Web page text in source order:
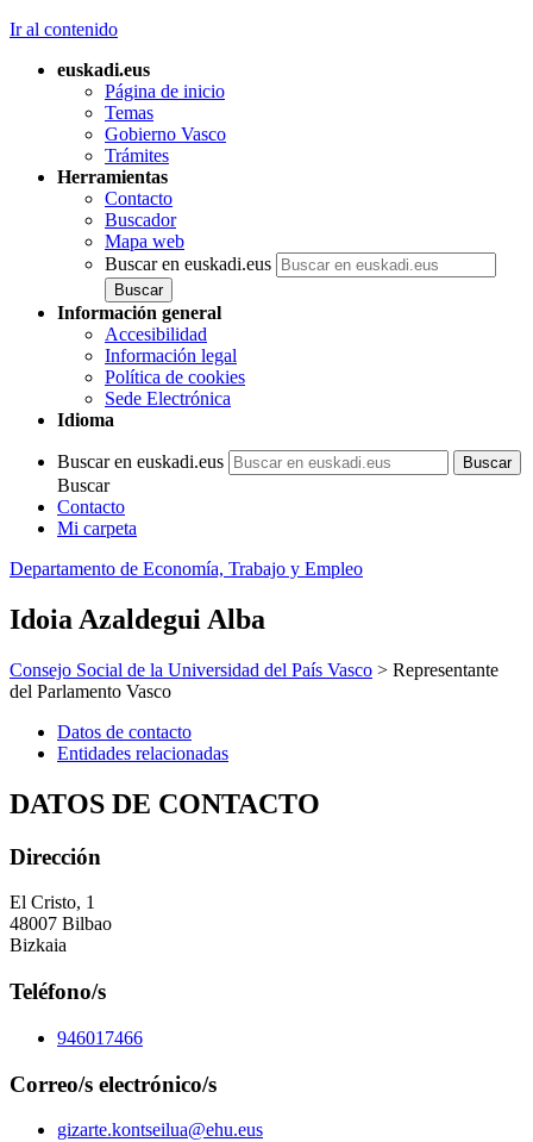
Ir al contenido
euskadi.eus
Página de inicio
Temas
Gobierno Vasco
Trámites
Herramientas
Contacto
Buscador
Mapa web
Buscar en euskadi.eus
Información general
Accesibilidad
Información legal
Política de cookies
Sede Electrónica
Idioma
Buscar en euskadi.eus
Buscar
Contacto
Mi carpeta
Departamento de Economía, Trabajo y Empleo
Idoia Azaldegui Alba
Consejo Social de la Universidad del País Vasco > Representante
del Parlamento Vasco
Datos de contacto
Entidades relacionadas
DATOS DE CONTACTO
Dirección
El Cristo, 1
48007 Bilbao
Bizkaia
Teléfono/s
946017466
Correo/s electrónico/s
gizarte.kontseilua@ehu.eus